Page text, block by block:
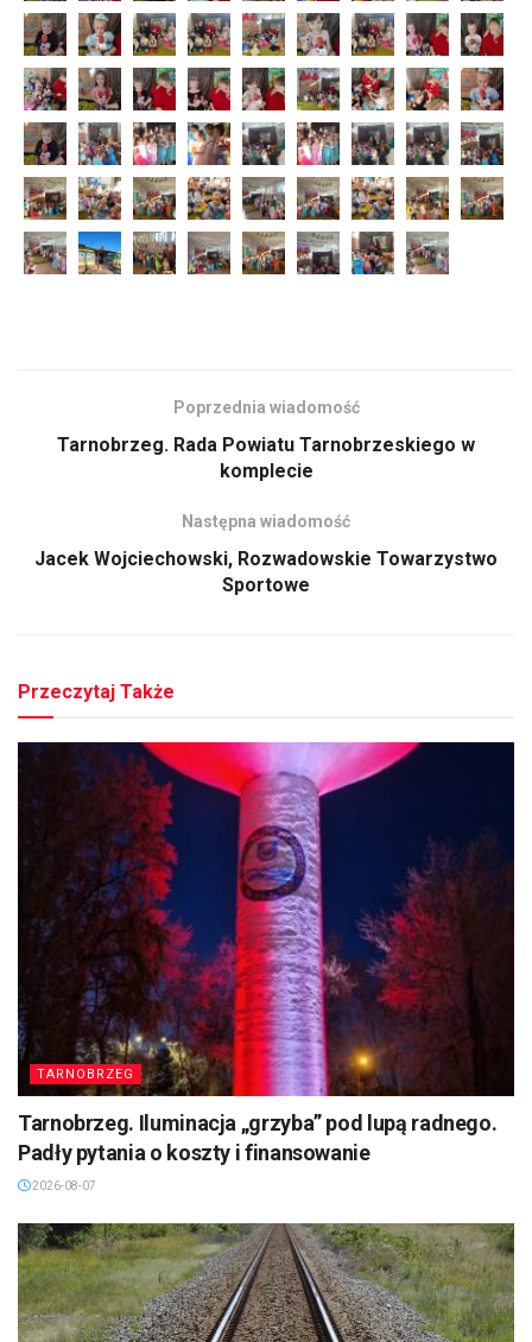
Poprzednia wiadomość
Tarnobrzeg. Rada Powiatu Tarnobrzeskiego w
komplecie
Następna wiadomość
Jacek Wojciechowski, Rozwadowskie Towarzystwo
Sportowe
Przeczytaj Także
TARNOBRZEG
Tarnobrzeg. Iluminacja „grzyba” pod lupą radnego.
Padły pytania o koszty i finansowanie
2026-08-07